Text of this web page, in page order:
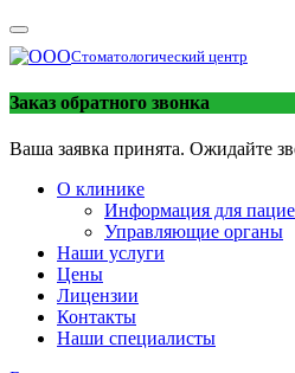
Стоматологический центр
Заказ обратного звонка
Ваша заявка принята. Ожидайте
О клинике
Информация для
Управляющие органы
Наши услуги
Цены
Лицензии
Контакты
Наши специалисты